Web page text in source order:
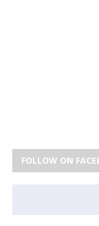
FOLLOW ON